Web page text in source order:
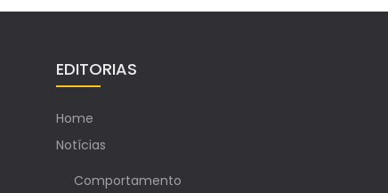
EDITORIAS
Home
Notícias
Comportamento